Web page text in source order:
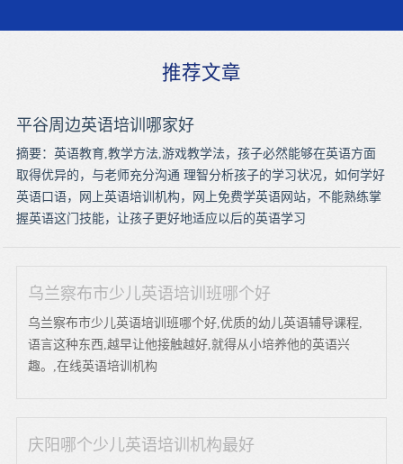
推荐文章
平谷周边英语培训哪家好
摘要：英语教育,教学方法,游戏教学法，孩子必然能够在英语方面
取得优异的，与老师充分沟通 理智分析孩子的学习状况，如何学好
英语口语，网上英语培训机构，网上免费学英语网站，不能熟练掌
握英语这门技能，让孩子更好地适应以后的英语学习
乌兰察布市少儿英语培训班哪个好
乌兰察布市少儿英语培训班哪个好,优质的幼儿英语辅导课程,
语言这种东西,越早让他接触越好,就得从小培养他的英语兴
趣。,在线英语培训机构
庆阳哪个少儿英语培训机构最好